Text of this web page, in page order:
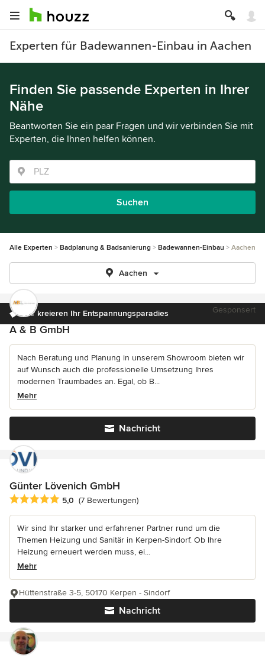
Experten für Badewannen-Einbau in Aachen
Finden Sie passende Experten in Ihrer
Nähe
Beantworten Sie ein paar Fragen und wir verbinden Sie mit
Experten, die Ihnen helfen können.
Suchen
Alle Experten Badplanung & Badsanierung Badewannen-Einbau Aachen
Aachen
Wir kreieren Ihr Entspannungsparadies Gesponsert
A & B GmbH
Nach Beratung und Planung in unserem Showroom bieten wir
auf Wunsch auch die professionelle Umsetzung Ihres
modernen Traumbades an. Egal, ob B...
Mehr
Nachricht
Günter Lövenich GmbH
Durchschnittliche Bewertung: 5 von 5 Sternen
5,0 (7 Bewertungen)
Wir sind Ihr starker und erfahrener Partner rund um die
Themen Heizung und Sanitär in Kerpen-Sindorf. Ob Ihre
Heizung erneuert werden muss, ei...
Mehr
Nachricht
Hüttenstraße 3-5, 50170 Kerpen - Sindorf